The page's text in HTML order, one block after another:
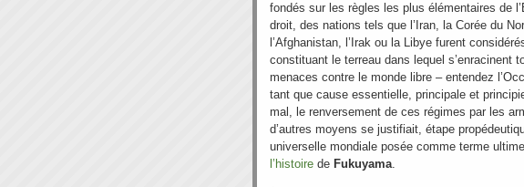
fondés sur les règles les plus élémentaires de
droit, des nations tels que l’Iran, la Corée du
l’Afghanistan, l’Irak ou la Libye furent
constituant le terreau dans lequel s’enracinent
menaces contre le monde libre – entendez
tant que cause essentielle, principale et
mal, le renversement de ces régimes par les
d’autres moyens se justifiait, étape
universelle mondiale posée comme terme
l’histoire de Fukuyama.